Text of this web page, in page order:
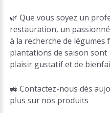
🌿 Que vous soyez un
restauration, un
à la recherche de
plantations de saison
plaisir gustatif et de
🚜 Contactez-nous dès
plus sur nos produits